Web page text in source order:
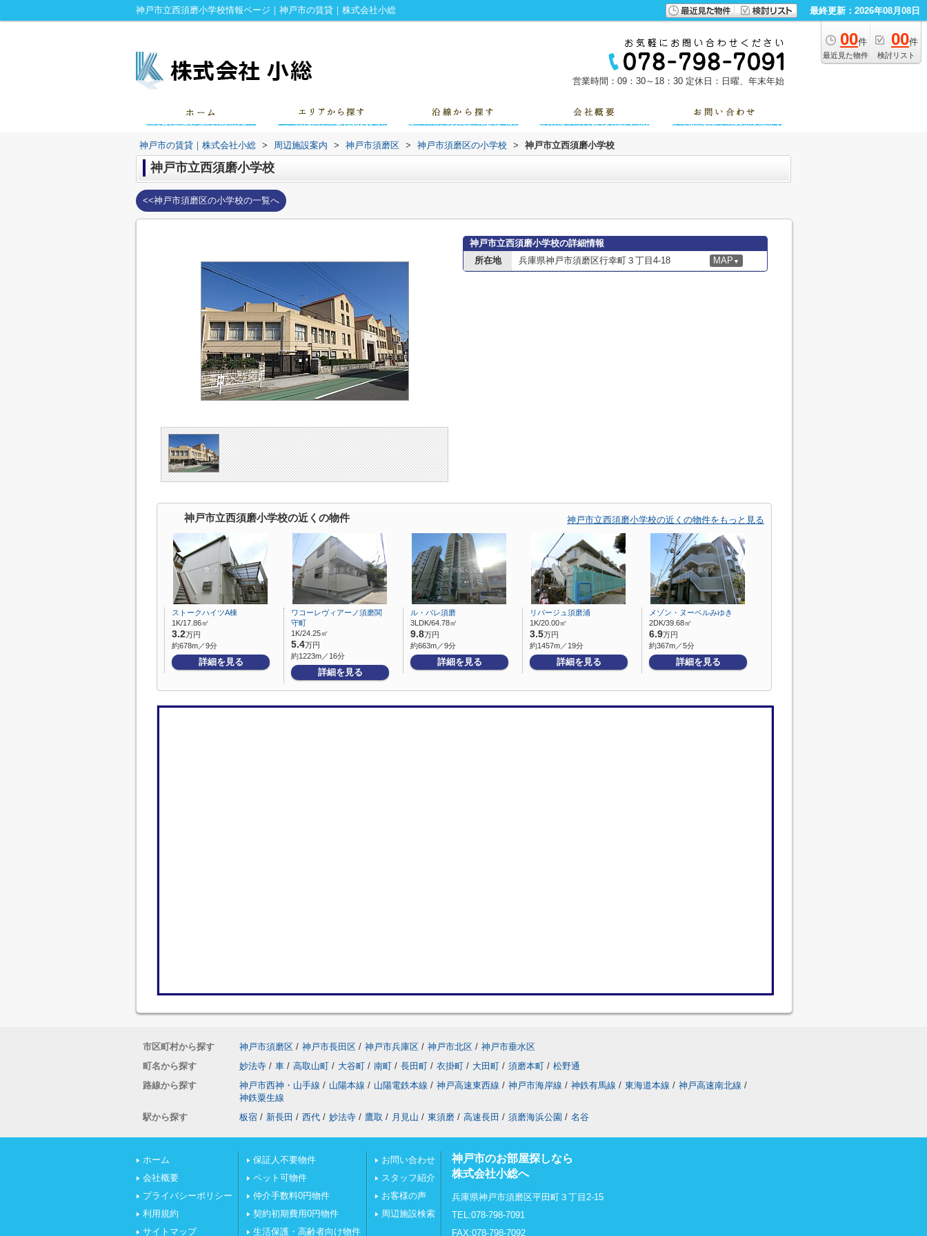
神戸市立西須磨小学校情報ページ｜神戸市の賃貸｜株式会社小総 最終更新：2026年08月08日
00件
最近見た物件
00件
検討リスト
営業時間：09：30～18：30 定休日：日曜、年末年始
神戸市の賃貸｜株式会社小総 > 周辺施設案内 > 神戸市須磨区 > 神戸市須磨区の小学校 > 神戸市立西須磨小学校
神戸市立西須磨小学校
<<神戸市須磨区の小学校の一覧へ
神戸市立西須磨小学校の詳細情報
所在地
兵庫県神戸市須磨区行幸町３丁目4-18 MAP ▼
神戸市立西須磨小学校の近くの物件 神戸市立西須磨小学校の近くの物件をもっと見る
ストークハイツA棟
1K/17.86㎡
3.2万円
約678m／9分
詳細を見る
ワコーレヴィアーノ須磨関
守町
1K/24.25㎡
5.4万円
約1223m／16分
詳細を見る
ル・パレ須磨
3LDK/64.78㎡
9.8万円
約663m／9分
詳細を見る
リバージュ須磨浦
1K/20.00㎡
3.5万円
約1457m／19分
詳細を見る
メゾン・ヌーベルみゆき
2DK/39.68㎡
6.9万円
約367m／5分
詳細を見る
市区町村から探す 神戸市須磨区 / 神戸市長田区 / 神戸市兵庫区 / 神戸市北区 / 神戸市垂水区
町名から探す
妙法寺 / 車 / 高取山町 / 大谷町 / 南町 / 長田町 / 衣掛町 / 大田町 / 須磨本町 / 松野通
路線から探す
神戸市西神・山手線 / 山陽本線 / 山陽電鉄本線 / 神戸高速東西線 / 神戸市海岸線 / 神鉄有馬線 / 東海道本線 / 神戸高速南北線 /
神鉄粟生線
駅から探す
板宿 / 新長田 / 西代 / 妙法寺 / 鷹取 / 月見山 / 東須磨 / 高速長田 / 須磨海浜公園 / 名谷
ホーム
会社概要
プライバシーポリシー
利用規約
サイトマップ
保証人不要物件
ペット可物件
仲介手数料0円物件
契約初期費用0円物件
生活保護・高齢者向け物件
お問い合わせ
スタッフ紹介
お客様の声
周辺施設検索
神戸市のお部屋探しなら
株式会社小総へ
兵庫県神戸市須磨区平田町３丁目2-15
TEL:078-798-7091
FAX:078-798-7092